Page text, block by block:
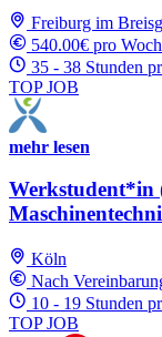
Freiburg im
540.00€ pro
35 - 38 Stunden
TOP JOB
mehr lesen
Werkstudent*in
Köln
Nach
10 - 19 Stunden
TOP JOB